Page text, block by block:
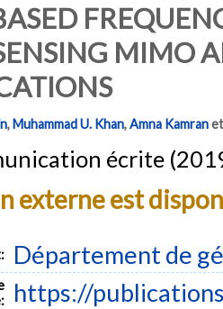
MIMO
,Muhammad U. Khan,Amna Kamran
écrite
externe est
Département de
https://